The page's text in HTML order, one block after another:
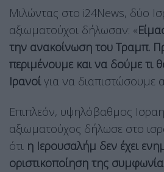
Μιλώντας στο i24News, δύο
αξιωματούχοι δήλωσαν: «
την ανακοίνωση του Τραμπ.
περιμένουμε και να δούμε τι
Ιρανοίγια να διαπιστώσουμε
Επιπλεόν, υψηλόβαθμος
αξιωματούχος δήλωσε στο
ότι η Ιερουσαλήμ δεν έχει
οριστικοποίηση της